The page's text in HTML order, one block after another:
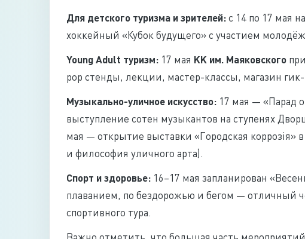
Для детского туризма и зрителей:с 14 по 17 мая
хоккейный «Кубок будущего» с участием
Young Adult туризм: 17 мая KK им. Маяковского
pop стенды, лекции, мастер-классы, магазин
Музыкально-уличное искусство: 17 мая — «Парад
выступление сотен музыкантов на ступенях
мая — открытие выставки «Городская коррозія»
и философия уличного арта).
Спорт и здоровье: 16–17 мая запланирован
плаванием, по бездорожью и бегом — отличный
спортивного тура.